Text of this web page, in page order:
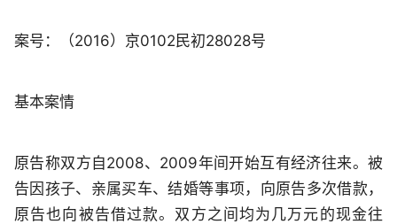
案号：（2016）京0102民初28028号
基本案情
原告称双方自2008、2009年间开始互有经济往来。被
告因孩子、亲属买车、结婚等事项，向原告多次借款，
原告也向被告借过款。双方之间均为几万元的现金往